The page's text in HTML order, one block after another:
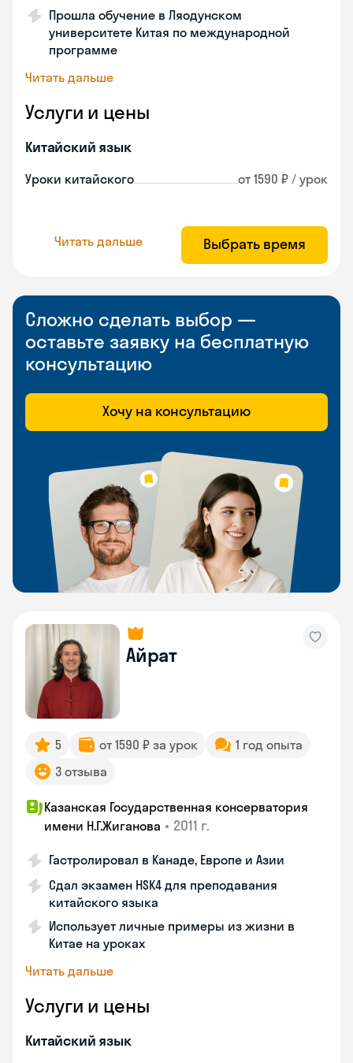
Прошла обучение в Ляодунском
университете Китая по международной
программе
Читать дальше
Услуги и цены
Китайский язык
Уроки китайского от 1590 ₽ / урок
Читать дальше Выбрать время
Сложно сделать выбор —
оставьте заявку на бесплатную
консультацию
Хочу на консультацию
Айрат
5 от 1590 ₽ за урок
1 год опыта
3 отзыва
Казанская Государственная консерватория
имени Н.Г.Жиганова • 2011 г.
Гастролировал в Канаде, Европе и Азии
Сдал экзамен HSK4 для преподавания
китайского языка
Использует личные примеры из жизни в
Китае на уроках
Читать дальше
Услуги и цены
Китайский язык